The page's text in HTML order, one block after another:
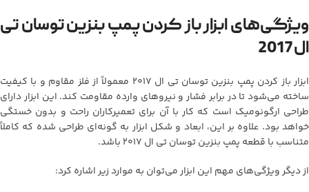
ویژگی‌های ابزار باز کردن پمپ بنزین توسان تی
ال 2017
ابزار باز کردن پمپ بنزین توسان تی ال 2017 معمولاً از فلز مقاوم و با کیفیت
ساخته می‌شود تا در برابر فشار و نیروهای وارده مقاومت کند. این ابزار دارای
طراحی ارگونومیک است که کار با آن برای تعمیرکاران راحت و بدون خستگی
خواهد بود. علاوه بر این، ابعاد و شکل ابزار به گونه‌ای طراحی شده که کاملاً
متناسب با قطعه پمپ بنزین توسان تی ال 2017 باشد.
از دیگر ویژگی‌های مهم این ابزار می‌توان به موارد زیر اشاره کرد: